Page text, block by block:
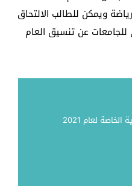
ويمكن للطالب الالتحاق
للجامعات عن تنسيق العام
لعام 2021